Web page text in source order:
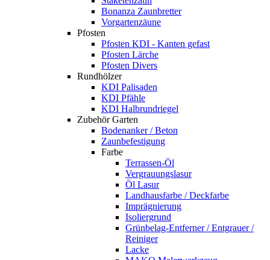
Bonanza Zaunbretter
Vorgartenzäune
Pfosten
Pfosten KDI - Kanten gefast
Pfosten Lärche
Pfosten Divers
Rundhölzer
KDI Palisaden
KDI Pfähle
KDI Halbrundriegel
Zubehör Garten
Bodenanker / Beton
Zaunbefestigung
Farbe
Terrassen-Öl
Vergrauungslasur
Öl Lasur
Landhausfarbe / Deckfarbe
Imprägnierung
Isoliergrund
Grünbelag-Entferner / Entgrauer /
Reiniger
Lacke